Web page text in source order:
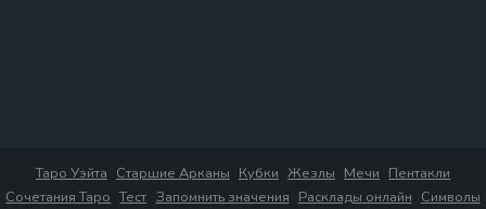
Таро Уэйта Старшие Арканы Кубки Жезлы Мечи Пентакли
Сочетания Таро Тест Запомнить значения Расклады онлайн Символы